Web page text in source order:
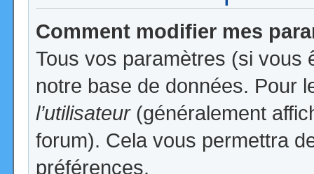
Comment modifier mes
Tous vos paramètres (si vous
notre base de données. Pour
l’utilisateur(généralement
forum). Cela vous permettra
préférences.